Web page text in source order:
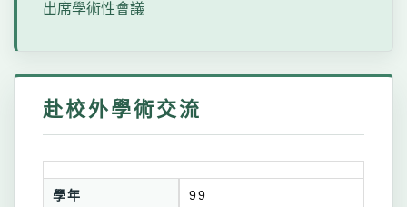
出席學術性會議
赴校外學術交流
學年 99